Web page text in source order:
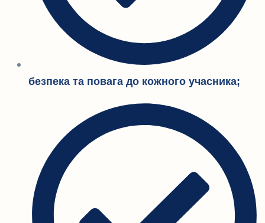
безпека та повага до кожного учасника;